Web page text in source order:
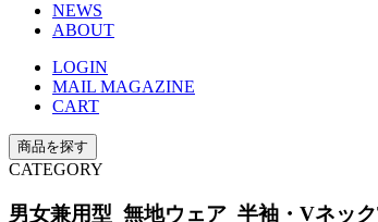
NEWS
ABOUT
LOGIN
MAIL MAGAZINE
CART
商品を探す
CATEGORY
男女兼用型 無地ウェア 半袖・Vネッ